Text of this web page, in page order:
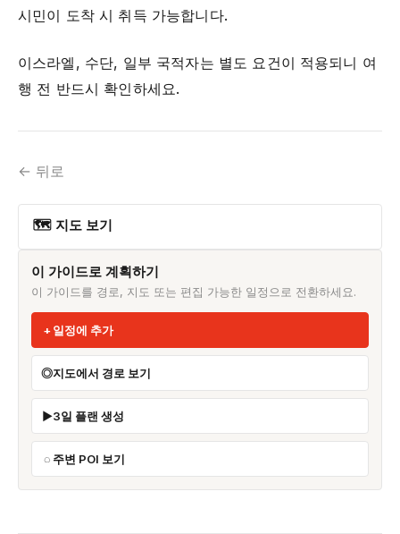
시민이 도착 시 취득 가능합니다.
이스라엘, 수단, 일부 국적자는 별도 요건이 적용되니 여
행 전 반드시 확인하세요.
← 뒤로
🗺 지도 보기
이 가이드로 계획하기
이 가이드를 경로, 지도 또는 편집 가능한 일정으로 전환하세요.
일정에 추가
지도에서 경로 보기
3일 플랜 생성
주변 POI 보기